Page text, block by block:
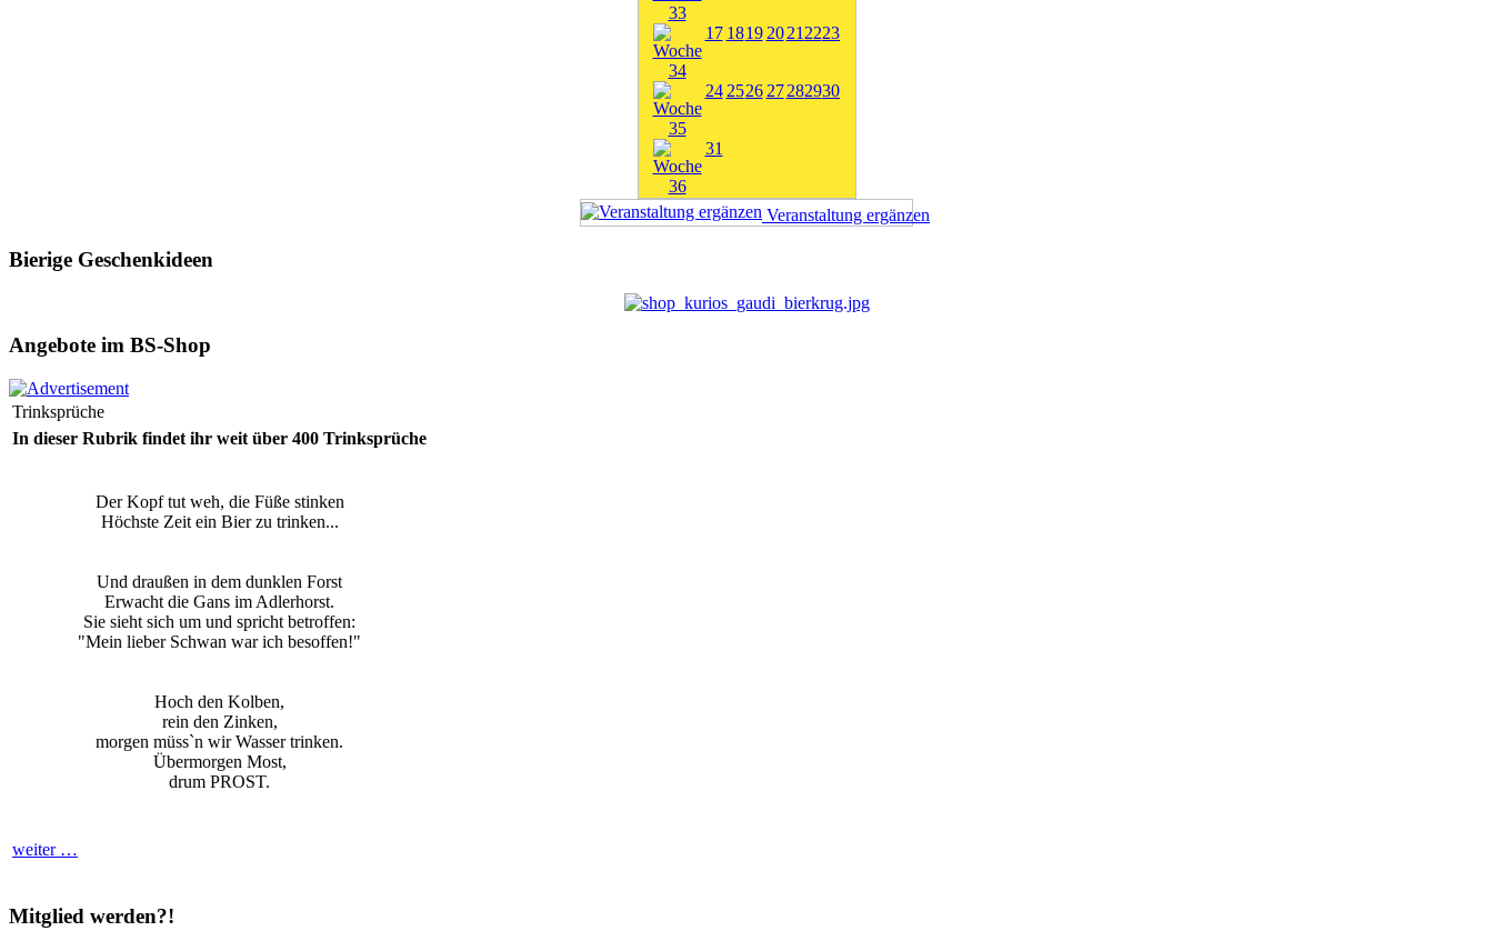
17 1819 20 21 2223
24 2526 27 282930
31
Veranstaltung ergänzen
Bierige Geschenkideen
Angebote im BS-Shop
Trinksprüche
In dieser Rubrik findet ihr weit über 400 Trinksprüche
Der Kopf tut weh, die Füße stinken
Höchste Zeit ein Bier zu trinken...
Und draußen in dem dunklen Forst
Erwacht die Gans im Adlerhorst.
Sie sieht sich um und spricht betroffen:
"Mein lieber Schwan war ich besoffen!"
Hoch den Kolben,
rein den Zinken,
morgen müss`n wir Wasser trinken.
Übermorgen Most,
drum PROST.
weiter …
Mitglied werden?!